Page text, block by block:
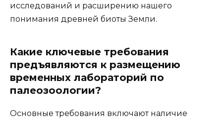
исследований и расширению нашего
понимания древней биоты Земли.
Какие ключевые требования
предъявляются к размещению
временных лабораторий по
палеозоологии?
Основные требования включают наличие